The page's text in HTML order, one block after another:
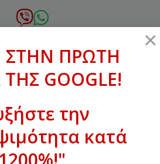
ΠΡΩΤΗ ΣΕΛΙΔΑ ΤΗΣ
GOOGLE!
×
ΣΤΗΝ ΠΡΩΤΗ
GOOGLE!
την
κατά